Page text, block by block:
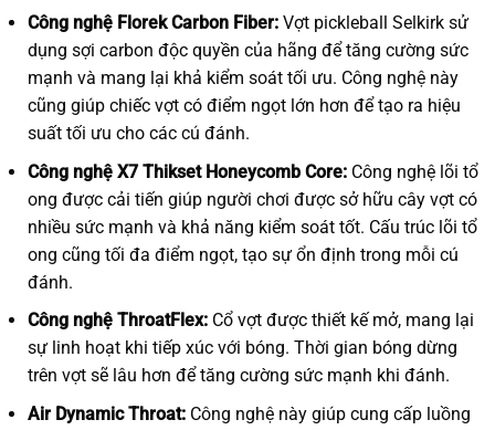
Công nghệ Florek Carbon Fiber: Vợt pickleball Selkirk sử
dụng sợi carbon độc quyền của hãng để tăng cường sức
mạnh và mang lại khả kiểm soát tối ưu. Công nghệ này
cũng giúp chiếc vợt có điểm ngọt lớn hơn để tạo ra hiệu
suất tối ưu cho các cú đánh.
Công nghệ X7 Thikset Honeycomb Core: Công nghệ lõi tổ
ong được cải tiến giúp người chơi được sở hữu cây vợt có
nhiều sức mạnh và khả năng kiểm soát tốt. Cấu trúc lõi tổ
ong cũng tối đa điểm ngọt, tạo sự ổn định trong mỗi cú
đánh.
Công nghệ ThroatFlex: Cổ vợt được thiết kế mở, mang lại
sự linh hoạt khi tiếp xúc với bóng. Thời gian bóng dừng
trên vợt sẽ lâu hơn để tăng cường sức mạnh khi đánh.
Air Dynamic Throat: Công nghệ này giúp cung cấp luồng